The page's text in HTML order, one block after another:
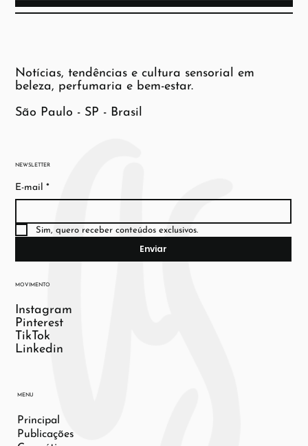
NEWSLETTER
E-mail *
Sim, quero receber conteúdos exclusivos.
Enviar
MOVIMENTO
Instagram
Pinterest
TikTok
Linkedin
MENU
Principal
Publicações
Notícias, tendências e cultura sensorial em
beleza, perfumaria e bem-estar.
São Paulo - SP - Brasil